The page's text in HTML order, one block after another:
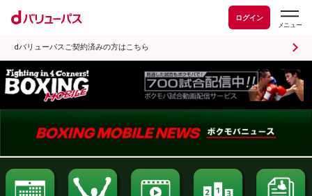
ログイン
dバリューパスご契約済みの方はこちら